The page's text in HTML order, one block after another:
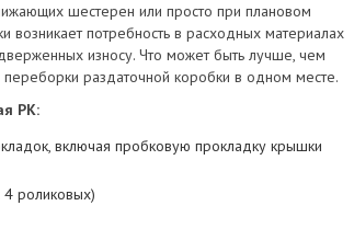
шестерен или просто при плановом
возникает потребность в расходных материалах
износу. Что может быть лучше, чем
раздаточной коробки в одном месте.
РК:
включая пробковую прокладку крышки
роликовых)